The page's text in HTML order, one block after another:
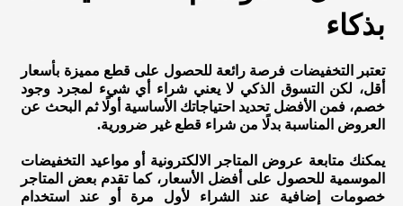
بذكاء
تعتبر التخفيضات فرصة رائعة للحصول على قطع مميزة بأسعار
أقل، لكن التسوق الذكي لا يعني شراء أي شيء لمجرد وجود
خصم، فمن الأفضل تحديد احتياجاتك الأساسية أولًا ثم البحث عن
العروض المناسبة بدلًا من شراء قطع غير ضرورية.
يمكنك متابعة عروض المتاجر الالكترونية أو مواعيد التخفيضات
الموسمية للحصول على أفضل الأسعار، كما تقدم بعض المتاجر
خصومات إضافية عند الشراء لأول مرة أو عند استخدام